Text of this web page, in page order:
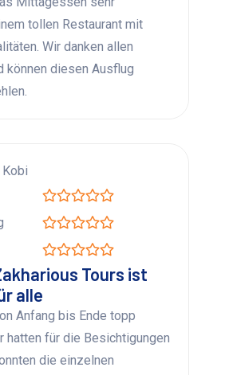
tollen Restaurant mit
Wir danken allen
können diesen Ausflug
Kobi
Tours ist
alle
Anfang bis Ende topp
hatten für die Besichtigungen
die einzelnen